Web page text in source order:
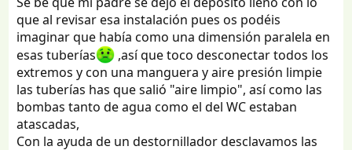
que al revisar esa instalación pues os podéis
imaginar que había como una dimensión paralela en
esas tuberías
,así que toco desconectar todos los
extremos y con una manguera y aire presión limpie
las tuberías has que salió "aire limpio", así como las
bombas tanto de agua como el del WC estaban
atascadas,
Con la ayuda de un destornillador desclavamos las